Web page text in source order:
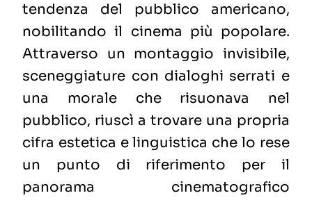
tendenza del pubblico americano,
nobilitando il cinema più popolare.
Attraverso un montaggio invisibile,
sceneggiature con dialoghi serrati e
una morale che risuonava nel
pubblico, riuscì a trovare una propria
cifra estetica e linguistica che lo rese
un punto di riferimento per il
panorama cinematografico